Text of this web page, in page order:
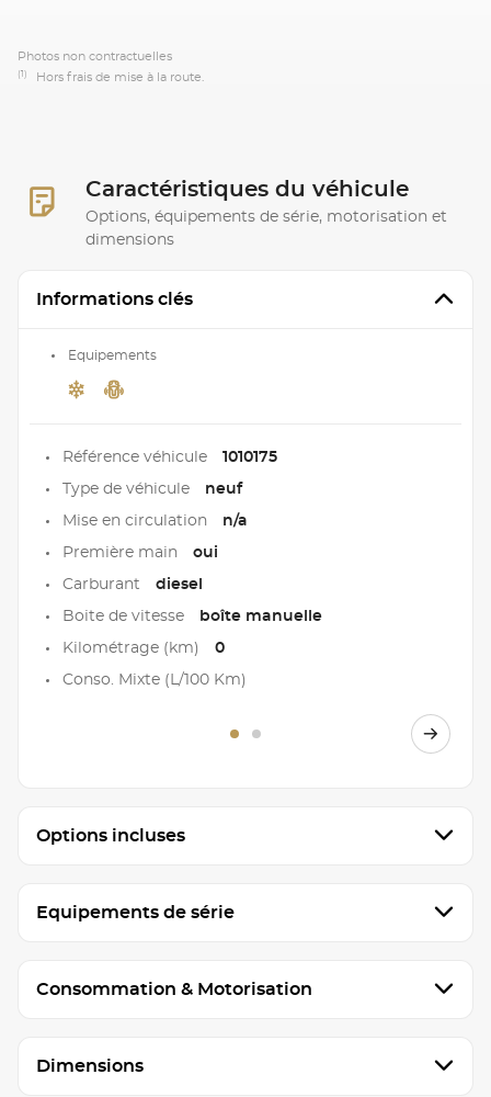
Photos non contractuelles
(1) Hors frais de mise à la route.
Caractéristiques du véhicule
Options, équipements de série, motorisation et
dimensions
Informations clés
Equipements
Référence véhicule 1010175
Type de véhicule neuf
Mise en circulation n/a
Première main oui
Carburant diesel
Boite de vitesse boîte manuelle
Kilométrage (km) 0
Conso. Mixte (L/100 Km)
Options incluses
Equipements de série
Consommation & Motorisation
Dimensions